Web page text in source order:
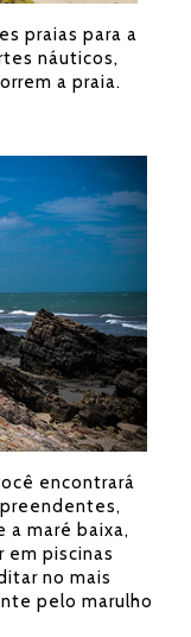
praias para a
náuticos,
a praia.
encontrará
a maré baixa,
em piscinas
no mais
pelo marulho